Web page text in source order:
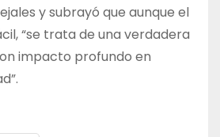
y subrayó que aunque el
“se trata de una verdadera
impacto profundo en